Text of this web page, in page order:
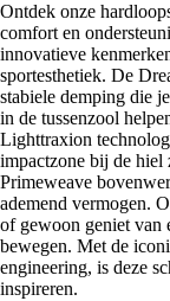
Ontdek onze
comfort en
innovatieve
sportesthetiek. De
stabiele demping die
in de tussenzool
Lighttraxion
impactzone bij de hiel
Primeweave
ademend vermogen.
of gewoon geniet van
bewegen. Met de
engineering, is deze
inspireren.